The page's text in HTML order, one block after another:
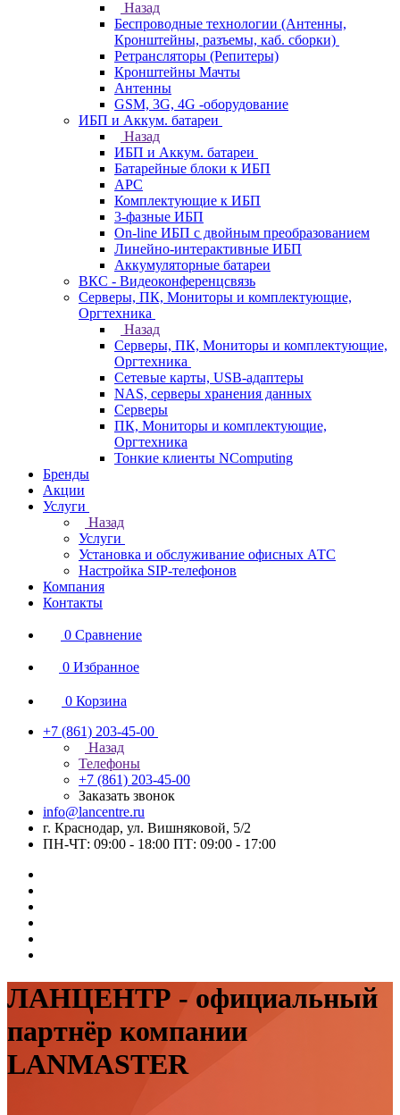
Назад
Беспроводные технологии (Антенны,
Кронштейны, разъемы, каб. сборки)
Ретрансляторы (Репитеры)
Кронштейны Мачты
Антенны
GSM, 3G, 4G -оборудование
ИБП и Аккум. батареи
Назад
ИБП и Аккум. батареи
Батарейные блоки к ИБП
APC
Комплектующие к ИБП
3-фазные ИБП
On-line ИБП с двойным преобразованием
Линейно-интерактивные ИБП
Аккумуляторные батареи
ВКС - Видеоконференцсвязь
Серверы, ПК, Мониторы и комплектующие,
Оргтехника
Назад
Серверы, ПК, Мониторы и комплектующие,
Оргтехника
Сетевые карты, USB-адаптеры
NAS, серверы хранения данных
Серверы
ПК, Мониторы и комплектующие,
Оргтехника
Тонкие клиенты NComputing
Бренды
Акции
Услуги
Назад
Услуги
Установка и обслуживание офисных АТС
Настройка SIP-телефонов
Компания
Контакты
0 Сравнение
0 Избранное
0 Корзина
+7 (861) 203-45-00
Назад
Телефоны
+7 (861) 203-45-00
Заказать звонок
info@lancentre.ru
г. Краснодар, ул. Вишняковой, 5/2
ПН-ЧТ: 09:00 - 18:00 ПТ: 09:00 - 17:00
ЛАНЦЕНТР - официальный
партнёр компании
LANMASTER